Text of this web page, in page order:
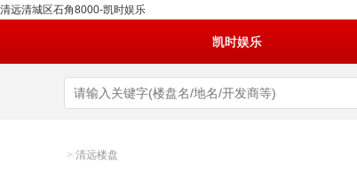
清远清城区石角8000-凯时娱乐
凯时娱乐
> 清远楼盘